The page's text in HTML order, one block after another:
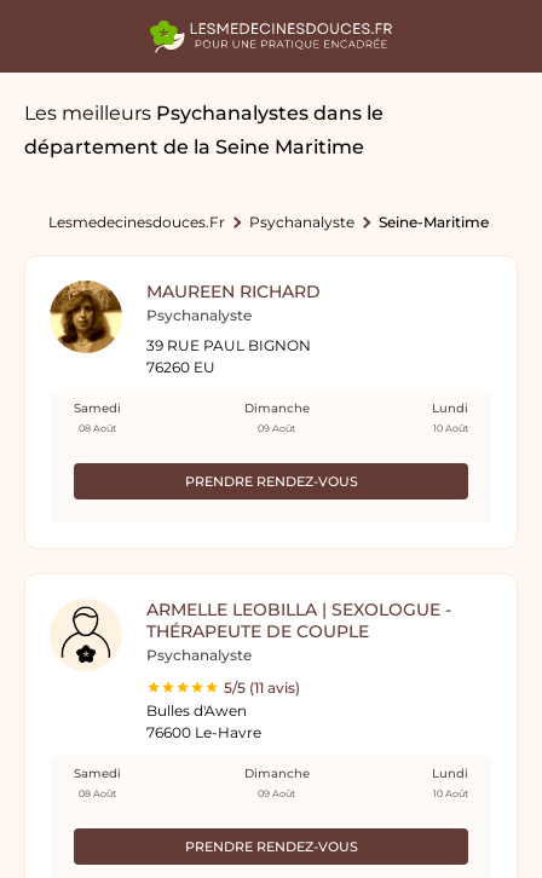
Les meilleurs Psychanalystes dans le
département de la Seine Maritime
Lesmedecinesdouces.fr Psychanalyste Seine-Maritime
MAUREEN RICHARD
Psychanalyste
39 RUE PAUL BIGNON
76260 EU
PRENDRE RENDEZ-VOUS
Samedi
08 Août
Dimanche
09 Août
Lundi
10 Août
ARMELLE LEOBILLA | SEXOLOGUE -
THÉRAPEUTE DE COUPLE
Psychanalyste
5/5 (11 avis)
Bulles d'Awen
76600 Le-Havre
PRENDRE RENDEZ-VOUS
Samedi
08 Août
Dimanche
09 Août
Lundi
10 Août